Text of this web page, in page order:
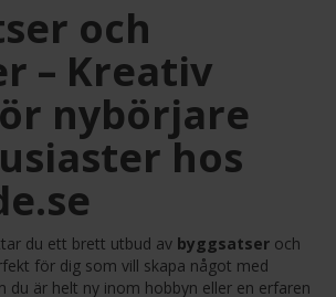
och
– Kreativ
nybörjare
hos
du ett brett utbud av byggsatser och
för dig som vill skapa något med
du är helt ny inom hobbyn eller en erfaren